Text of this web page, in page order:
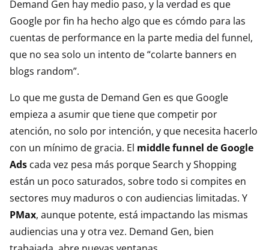
Demand Gen hay medio paso, y la verdad es que
Google por fin ha hecho algo que es cómdo para las
cuentas de performance en la parte media del funnel,
que no sea solo un intento de “colarte banners en
blogs random”.
Lo que me gusta de Demand Gen es que Google
empieza a asumir que tiene que competir por
atención, no solo por intención, y que necesita hacerlo
con un mínimo de gracia. El middle funnel de Google
Ads cada vez pesa más porque Search y Shopping
están un poco saturados, sobre todo si compites en
sectores muy maduros o con audiencias limitadas. Y
PMax, aunque potente, está impactando las mismas
audiencias una y otra vez. Demand Gen, bien